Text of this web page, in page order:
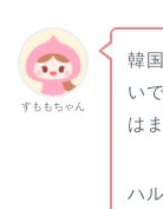
すももちゃん
韓
い
は
ハ